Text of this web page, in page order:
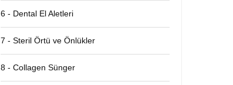
6 - Dental El Aletleri
7 - Steril Örtü ve Önlükler
8 - Collagen Sünger